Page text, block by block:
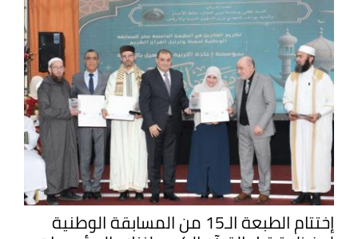
إختتام الطبعة الـ15 من المسابقة الوطنية